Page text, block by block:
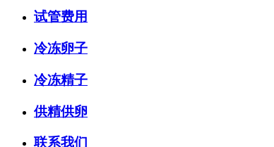
试管费用
冷冻卵子
冷冻精子
供精供卵
联系我们